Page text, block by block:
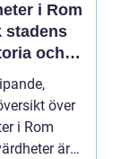
i Rom
stadens
och
skatter
över
i Rom
är